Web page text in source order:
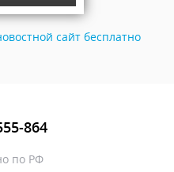
сайт бесплатно
864
по РФ